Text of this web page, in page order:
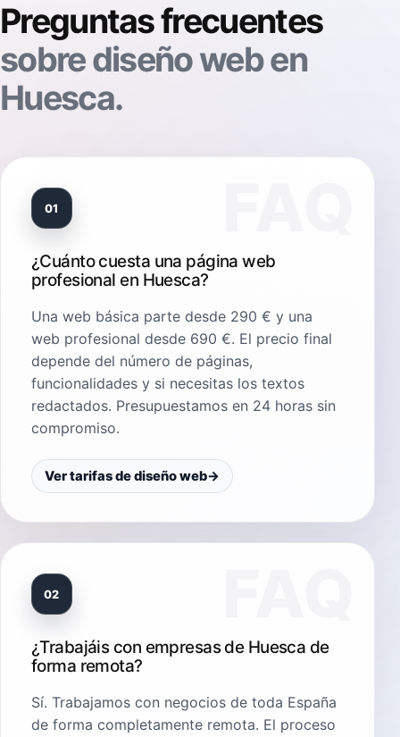
Preguntas frecuentes
sobre diseño web en
Huesca.
01
¿Cuánto cuesta una página web
profesional en Huesca?
Una web básica parte desde 290 € y una
web profesional desde 690 €. El precio final
depende del número de páginas,
funcionalidades y si necesitas los textos
redactados. Presupuestamos en 24 horas sin
compromiso.
Ver tarifas de diseño web→
02
¿Trabajáis con empresas de Huesca de
forma remota?
Sí. Trabajamos con negocios de toda España
de forma completamente remota. El proceso